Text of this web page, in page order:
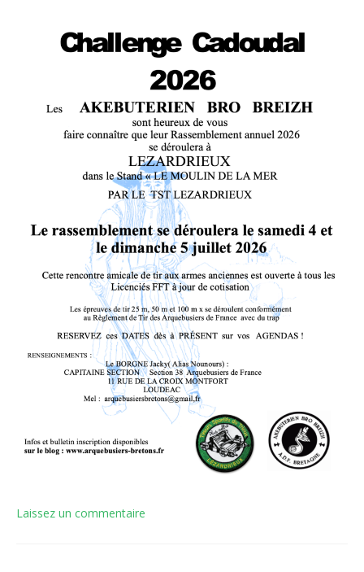
Laissez un commentaire